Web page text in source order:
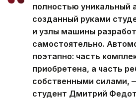
полностью уникальный
созданный руками
и узлы машины
самостоятельно.
поэтапно: часть
приобретена, а часть
собственными силами,
студент Дмитрий